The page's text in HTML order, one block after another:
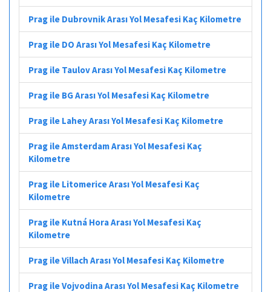
Prag ile Dubrovnik Arası Yol Mesafesi Kaç Kilometre
Prag ile DO Arası Yol Mesafesi Kaç Kilometre
Prag ile Taulov Arası Yol Mesafesi Kaç Kilometre
Prag ile BG Arası Yol Mesafesi Kaç Kilometre
Prag ile Lahey Arası Yol Mesafesi Kaç Kilometre
Prag ile Amsterdam Arası Yol Mesafesi Kaç
Kilometre
Prag ile Litomerice Arası Yol Mesafesi Kaç
Kilometre
Prag ile Kutná Hora Arası Yol Mesafesi Kaç
Kilometre
Prag ile Villach Arası Yol Mesafesi Kaç Kilometre
Prag ile Vojvodina Arası Yol Mesafesi Kaç Kilometre